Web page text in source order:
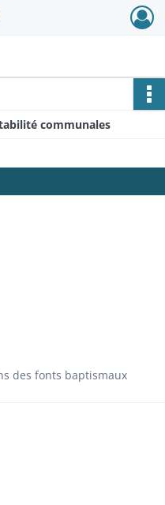
- Colmar
communales
des fonts baptismaux